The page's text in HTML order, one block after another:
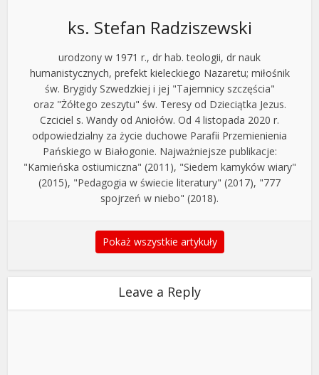
ks. Stefan Radziszewski
urodzony w 1971 r., dr hab. teologii, dr nauk
humanistycznych, prefekt kieleckiego Nazaretu; miłośnik
św. Brygidy Szwedzkiej i jej "Tajemnicy szczęścia"
oraz "Żółtego zeszytu" św. Teresy od Dzieciątka Jezus.
Czciciel s. Wandy od Aniołów. Od 4 listopada 2020 r.
odpowiedzialny za życie duchowe Parafii Przemienienia
Pańskiego w Białogonie. Najważniejsze publikacje:
"Kamieńska ostiumiczna" (2011), "Siedem kamyków wiary"
(2015), "Pedagogia w świecie literatury" (2017), "777
spojrzeń w niebo" (2018).
Pokaż wszystkie artykuły
Leave a Reply